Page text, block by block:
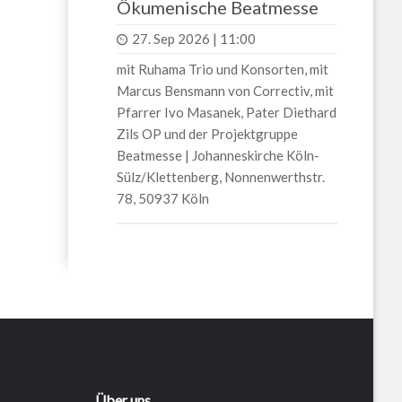
Ökumenische Beatmesse
27. Sep 2026 | 11:00
mit Ruhama Trio und Konsorten, mit
Marcus Bensmann von Correctiv, mit
Pfarrer Ivo Masanek, Pater Diethard
Zils OP und der Projektgruppe
Beatmesse | Johanneskirche Köln-
Sülz/Klettenberg, Nonnenwerthstr.
78, 50937 Köln